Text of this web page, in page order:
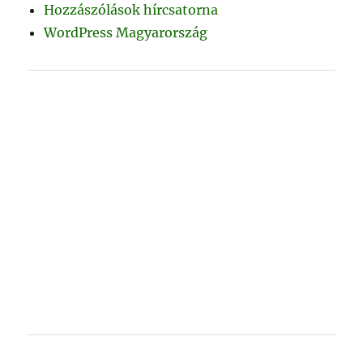
Hozzászólások hírcsatorna
WordPress Magyarország